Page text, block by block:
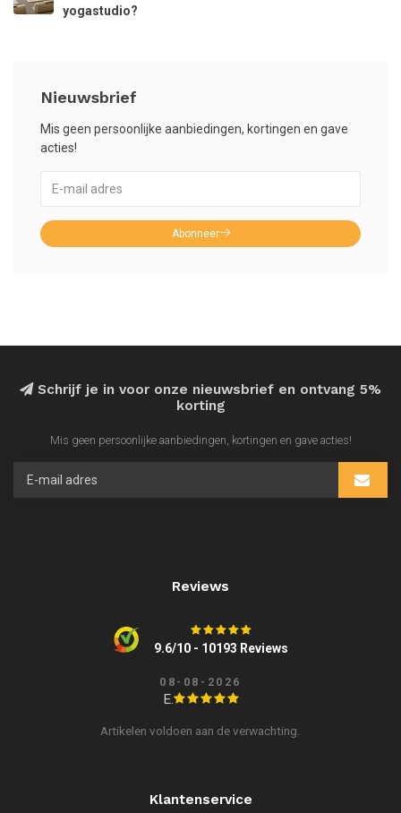
yogastudio?
Nieuwsbrief
Mis geen persoonlijke aanbiedingen, kortingen en gave
acties!
Abonneer
Schrijf je in voor onze nieuwsbrief en ontvang 5%
korting
Mis geen persoonlijke aanbiedingen, kortingen en gave acties!
Reviews
9.6/10 - 10193 Reviews
08-08-2026
E.
Artikelen voldoen aan de verwachting.
Klantenservice